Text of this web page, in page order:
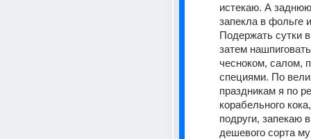
истекаю. А
запекла в фольге
Подержать сутки
затем
чесноком, салом,
специями. По
праздникам я по
корабельного
подруги, запекаю
дешевого сорта